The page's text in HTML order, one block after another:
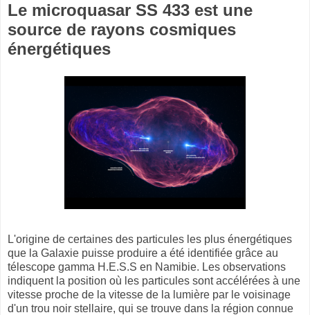
Le microquasar SS 433 est une
source de rayons cosmiques
énergétiques
L'origine de certaines des particules les plus énergétiques
que la Galaxie puisse produire a été identifiée grâce au
télescope gamma H.E.S.S en Namibie. Les observations
indiquent la position où les particules sont accélérées à une
vitesse proche de la vitesse de la lumière par le voisinage
d'un trou noir stellaire, qui se trouve dans la région connue